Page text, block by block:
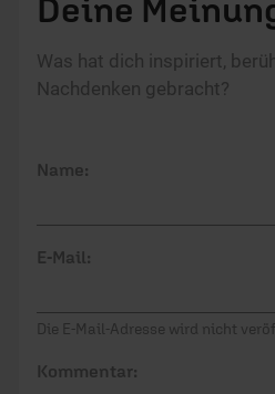
Deine
Was hat dich inspiriert,
Nachdenken gebracht?
Name:
E-Mail:
Die E-Mail-Adresse wird nicht
Kommentar: